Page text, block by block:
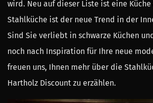
wird. Neu auf dieser Liste ist eine Küche
Stahlküche ist der neue Trend in der
Sind Sie verliebt in schwarze Küchen
noch nach Inspiration für Ihre neue
freuen uns, Ihnen mehr über die
Hartholz Discount zu erzählen.